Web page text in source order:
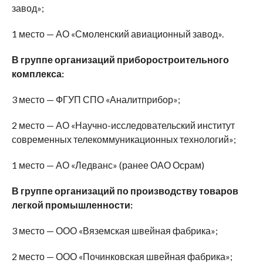
завод»;
1 место — АО «Смоленский авиационный завод».
В группе организаций приборостроительного
комплекса:
3 место — ФГУП СПО «Аналитприбор»;
2 место — АО «Научно-исследовательский институт
современных телекоммуникационных технологий»;
1 место — АО «Ледванс» (ранее ОАО Осрам)
В группе организаций по производству товаров
легкой промышленности:
3 место — ООО «Вяземская швейная фабрика»;
2 место — ООО «Починковская швейная фабрика»;